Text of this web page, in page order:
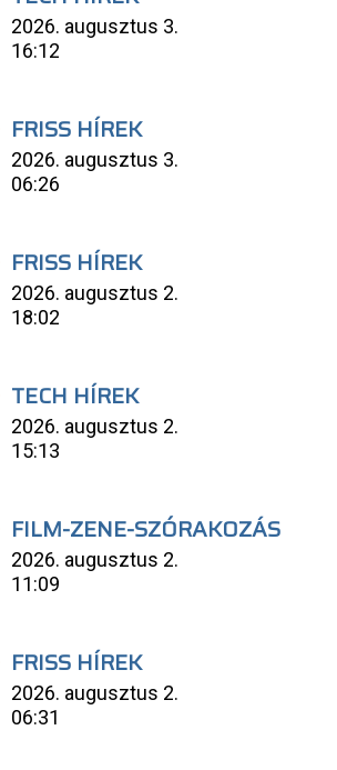
2026. augusztus 3.
16:12
FRISS HÍREK
2026. augusztus 3.
06:26
FRISS HÍREK
2026. augusztus 2.
18:02
TECH HÍREK
2026. augusztus 2.
15:13
FILM-ZENE-SZÓRAKOZÁS
2026. augusztus 2.
11:09
FRISS HÍREK
2026. augusztus 2.
06:31